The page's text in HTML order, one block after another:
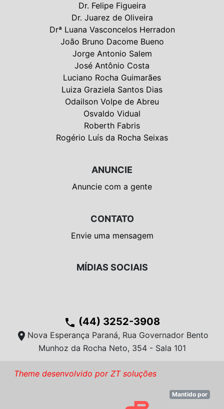
Dr. Felipe Figueira
Dr. Juarez de Oliveira
Drª Luana Vasconcelos Herradon
João Bruno Dacome Bueno
Jorge Antonio Salem
José Antônio Costa
Luciano Rocha Guimarães
Luiza Graziela Santos Dias
Odailson Volpe de Abreu
Osvaldo Vidual
Roberth Fabris
Rogério Luís da Rocha Seixas
ANUNCIE
Anuncie com a gente
CONTATO
Envie uma mensagem
MÍDIAS SOCIAIS
phone (44) 3252-3908
location_on Nova Esperança Paraná, Rua Governador Bento
Munhoz da Rocha Neto, 354 - Sala 101
Theme desenvolvido por ZT soluções
Mantido por